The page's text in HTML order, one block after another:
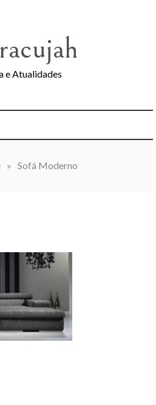
e Atualidades
» Sofá Moderno